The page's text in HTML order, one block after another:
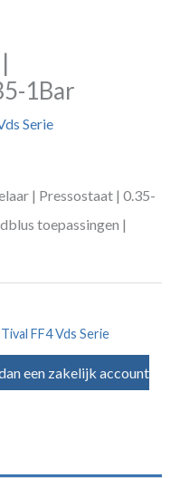
1Bar
Serie
| Pressostaat | 0.35-
toepassingen |
Tival FF4 Vds Serie
een zakelijk account